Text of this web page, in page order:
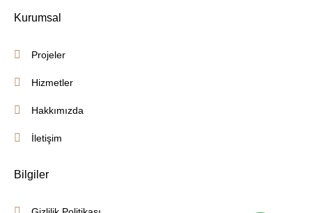
Kurumsal
Projeler
Hizmetler
Hakkımızda
İletişim
Bilgiler